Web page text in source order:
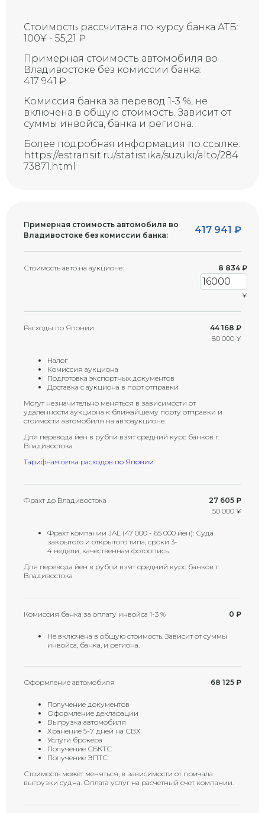
RX
Восстановленная трещина на
Х
Трещина на ветровом стекле
G
Скол на стекле (возможна
Стоимость рассчитана по курсу банка АТБ:
100¥ - 55,21 ₽
Примерная стоимость автомобиля во
Владивостоке без комиссии банка:
417 941 ₽
Комиссия банка за перевод 1-3 %, не
включена в общую стоимость. Зависит от
суммы инвойса, банка и региона.
Более подробная информация по ссылке:
https://estransit.ru/statistika/suzuki/alto/284
73871.html
Примерная стоимость автомобиля во
Владивостоке без комиссии банка:
417 941 ₽
Стоимость авто на аукционе: 8 834 ₽
¥
Расходы по Японии
44 168 ₽
80 000 ¥
Налог
Комиссия аукциона
Подготовка экспортных документов
Доставка с аукциона в порт отправки
Могут незначительно меняться в зависимости от
удаленности аукциона к ближайшему порту отправки и
стоимости автомобиля на автоаукционе.
Для перевода йен в рубли взят средний курс банков г.
Владивостока
Тарифная сетка расходов по Японии
Фрахт до Владивостока
27 605 ₽
50 000 ¥
Фрахт компании JAL (47 000 - 65 000 йен): Суда
закрытого и открытого типа, сроки 3-
4 недели, качественная фотоопись.
Для перевода йен в рубли взят средний курс банков г.
Владивостока
Комиссия банка за оплату инвойса 1-3 % 0 ₽
Не включена в общую стоимость. Зависит от суммы
инвойса, банка, и региона.
Оформление автомобиля 68 125 ₽
Получение документов
Оформление декларации
Выгрузка автомобиля
Хранение 5-7 дней на СВХ
Услуги брокера
Получение СБКТС
Получение ЭПТС
Стоимость может меняться, в зависимости от причала
выгрузки судна. Оплата услуг на расчетный счет компании.